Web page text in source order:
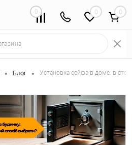
0 0
• Блог • Установка сейфа в доме: в